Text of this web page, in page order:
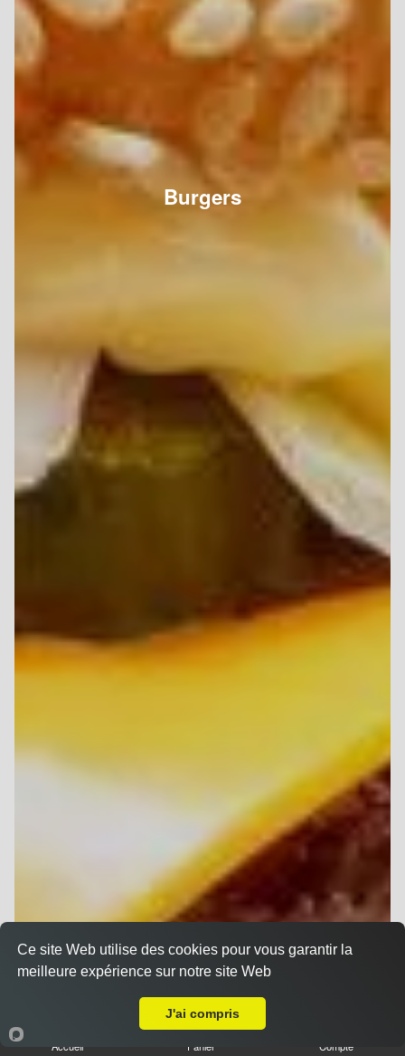
Burgers
Accueil Panier Compte
Ce site Web utilise des cookies pour vous garantir la
meilleure expérience sur notre site Web
J'ai compris